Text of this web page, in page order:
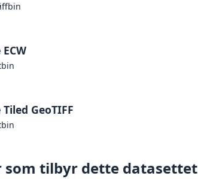
bin
bin
GeoTIFF
bin
som tilbyr dette datasettet